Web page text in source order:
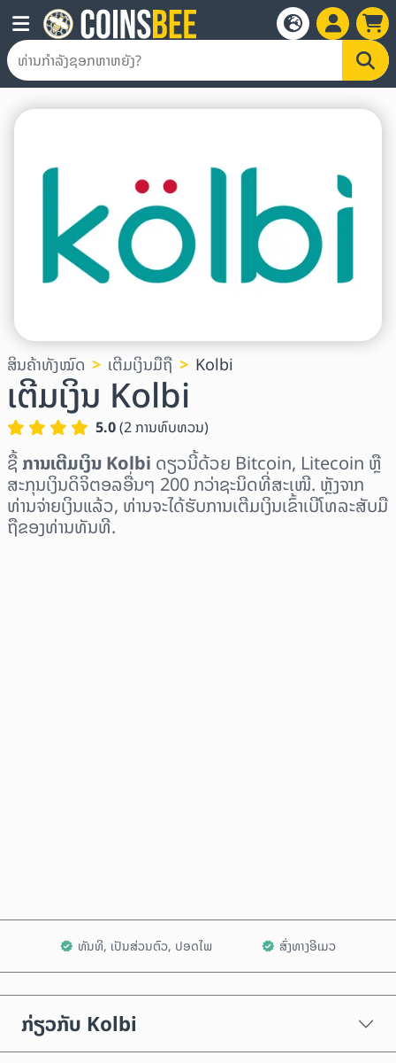
ສິນຄ້າທັງໝົດ ເຕີມເງິນມືຖື Kolbi
ເຕີມເງິນ Kolbi
5.0(2ການທົບທວນ)
ຊື້ການເຕີມເງິນ Kolbi ດຽວນີ້ດ້ວຍ Bitcoin, Litecoin ຫຼື
ສະກຸນເງິນດິຈິຕອລອື່ນໆ 200 ກວ່າຊະນິດທີ່ສະເໜີ. ຫຼັງຈາກ
ທ່ານຈ່າຍເງິນແລ້ວ, ທ່ານຈະໄດ້ຮັບການເຕີມເງິນເຂົ້າເບີໂທລະສັບມື
ຖືຂອງທ່ານທັນທີ.
ທັນທີ, ເປັນສ່ວນຕົວ, ປອດໄພ ສົ່ງທາງອີເມວ
ກ່ຽວກັບ Kolbi